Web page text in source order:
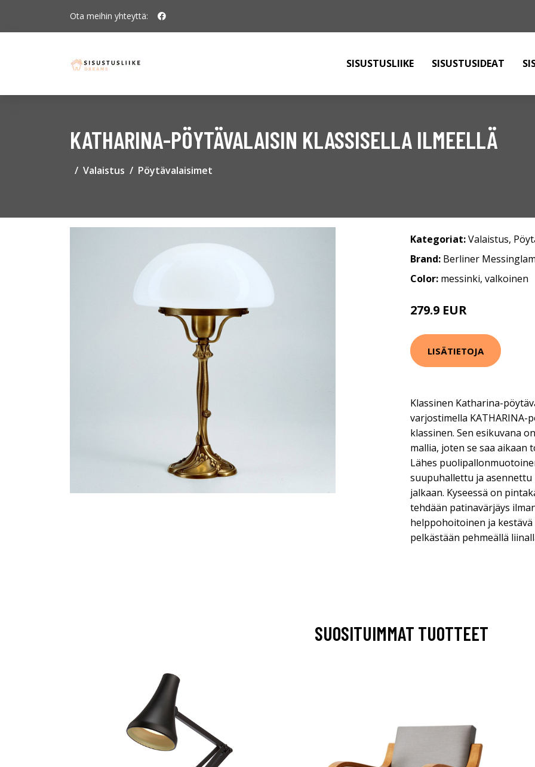
Ota meihin yhteyttä:
SISUSTUSLIIKE SISUSTUSIDEAT
KATHARINA-PÖYTÄVALAISIN KLASSISELLA ILMEELLÄ
Valaistus Pöytävalaisimet
Kategoriat:Valaistus,
Brand: Berliner
Color: messinki, valkoinen
279.9 EUR
LISÄTIETOJA
Klassinen Katharina-
varjostimella KATHARINA-
klassinen. Sen esikuvana
mallia, joten se saa aikaan
Lähes
suupuhallettu ja
jalkaan. Kyseessä on
tehdään patinavärjäys
helppohoitoinen ja
pelkästään pehmeällä
SUOSITUIMMAT TUOTTEET